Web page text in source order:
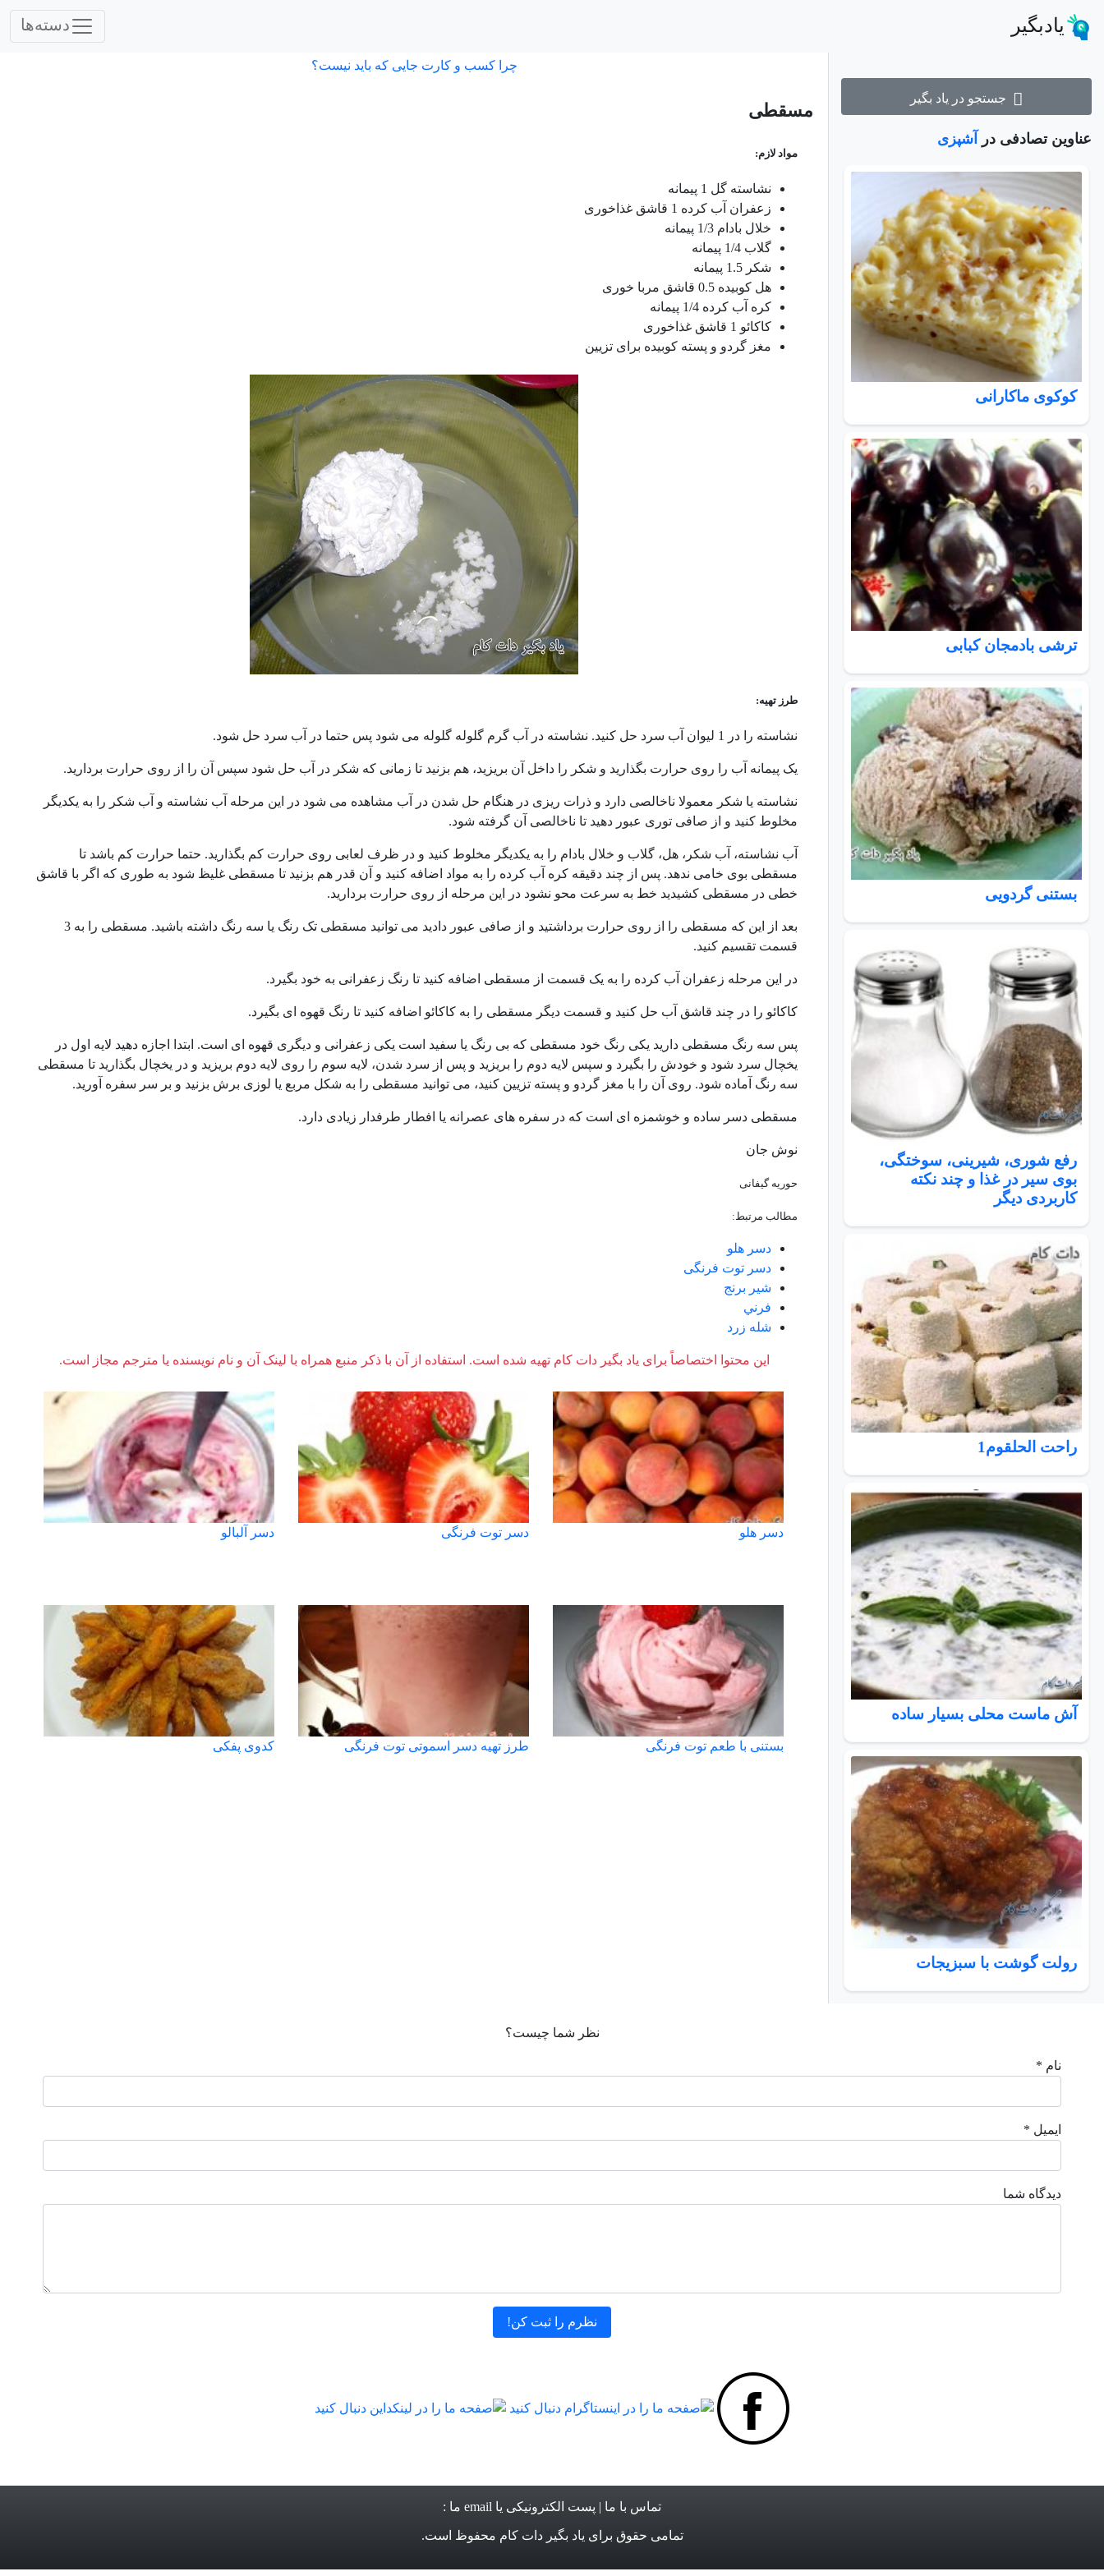
یادبگیر دسته‌ها
جستجو در یاد بگیر
عناوین تصادفی در آشپزی
کوکوی ماکارانی
ترشی بادمجان کبابی
بستنی گردویی
رفع شوری، شیرینی، سوختگی،
بوی سیر در غذا و چند نکته
کاربردی دیگر
راحت الحلقوم1
آش ماست محلی بسیار ساده
رولت گوشت با سبزیجات
چرا کسب و کارت جایی که باید نیست؟
مسقطی
مواد لازم:
نشاسته گل 1 پیمانه
زعفران آب کرده 1 قاشق غذاخوری
خلال بادام 1/3 پیمانه
گلاب 1/4 پیمانه
شکر 1.5 پیمانه
هل کوبیده 0.5 قاشق مربا خوری
کره آب کرده 1/4 پیمانه
کاکائو 1 قاشق غذاخوری
مغز گردو و پسته کوبیده برای تزیین
طرز تهیه:
نشاسته را در 1 لیوان آب سرد حل کنید. نشاسته در آب گرم گلوله گلوله می شود پس حتما در آب سرد حل شود.
یک پیمانه آب را روی حرارت بگذارید و شکر را داخل آن بریزید، هم بزنید تا زمانی که شکر در آب حل شود سپس آن را از روی حرارت بردارید.
نشاسته یا شکر معمولا ناخالصی دارد و ذرات ریزی در هنگام حل شدن در آب مشاهده می شود در این مرحله آب نشاسته و آب شکر را به یکدیگر
مخلوط کنید و از صافی توری عبور دهید تا ناخالصی آن گرفته شود.
آب نشاسته، آب شکر، هل، گلاب و خلال بادام را به یکدیگر مخلوط کنید و در ظرف لعابی روی حرارت کم بگذارید. حتما حرارت کم باشد تا
مسقطی بوی خامی ندهد. پس از چند دقیقه کره آب کرده را به مواد اضافه کنید و آن قدر هم بزنید تا مسقطی غلیظ شود به طوری که اگر با قاشق
خطی در مسقطی کشیدید خط به سرعت محو نشود در این مرحله از روی حرارت بردارید.
بعد از این که مسقطی را از روی حرارت برداشتید و از صافی عبور دادید می توانید مسقطی تک رنگ یا سه رنگ داشته باشید. مسقطی را به 3
قسمت تقسیم کنید.
در این مرحله زعفران آب کرده را به یک قسمت از مسقطی اضافه کنید تا رنگ زعفرانی به خود بگیرد.
کاکائو را در چند قاشق آب حل کنید و قسمت دیگر مسقطی را به کاکائو اضافه کنید تا رنگ قهوه ای بگیرد.
پس سه رنگ مسقطی دارید یکی رنگ خود مسقطی که بی رنگ یا سفید است یکی زعفرانی و دیگری قهوه ای است. ابتدا اجازه دهید لایه اول در
یخچال سرد شود و خودش را بگیرد و سپس لایه دوم را بریزید و پس از سرد شدن، لایه سوم را روی لایه دوم بریزید و در یخچال بگذارید تا مسقطی
سه رنگ آماده شود. روی آن را با مغز گردو و پسته تزیین کنید، می توانید مسقطی را به شکل مربع یا لوزی برش بزنید و بر سر سفره آورید.
مسقطی دسر ساده و خوشمزه ای است که در سفره های عصرانه یا افطار طرفدار زیادی دارد.
نوش جان
حوریه گیفانی
مطالب مرتبط:
دسر هلو
دسر توت فرنگی
شير برنج
فرني
شله زرد
این محتوا اختصاصاً برای یاد بگیر دات کام تهیه شده است. استفاده از آن با ذکر منبع همراه با لینک آن و نام نویسنده یا مترجم مجاز است.
دسر هلو دسر توت فرنگی دسر آلبالو
بستنی با طعم توت فرنگی طرز تهیه دسر اسموتی توت فرنگی کدوی پفکی
نظر شما چیست؟
نام *
ایمیل *
دیدگاه شما
تماس با ما | پست الکترونیکی یا email ما :
تمامی حقوق برای یاد بگیر دات کام محفوظ است.